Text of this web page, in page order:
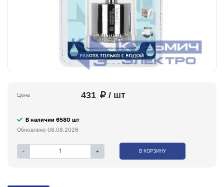
Цена 431 / шт
В наличии 6580 шт
Обновлено 08.08.2026
- + В КОРЗИНУ